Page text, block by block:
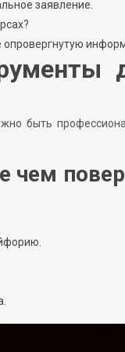
заявление.
опровергнутую
быть
чем